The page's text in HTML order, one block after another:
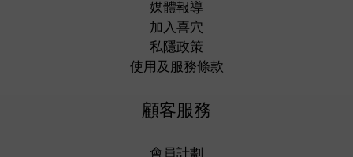
媒體報導
加入喜穴
私隱政策
使用及服務條款
顧客服務
會員計劃